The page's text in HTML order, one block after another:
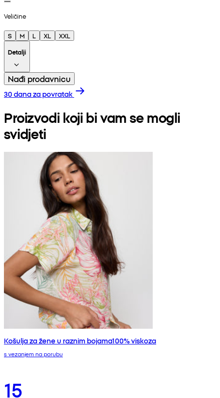
Veličine
S M L XL
XXL
Detalji
Nađi prodavnicu
30 dana za povratak
Proizvodi koji bi vam se mogli
svidjeti
Košulja za žene u raznim bojama100% viskoza
s vezanjem na porubu
15